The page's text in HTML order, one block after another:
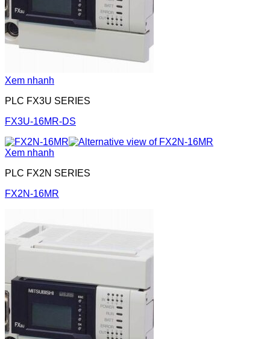
Xem nhanh
PLC FX3U SERIES
FX3U-16MR-DS
Xem nhanh
PLC FX2N SERIES
FX2N-16MR